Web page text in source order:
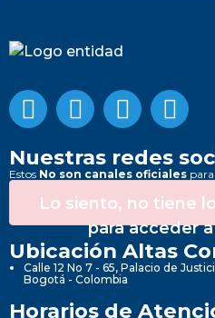
Nuestras redes
Estos No son canales oficiales
Lo siento, no tiene
para acceder
Ubicación Altas
Calle 12 No 7 - 65, Palacio de
Bogotá - Colombia
Horarios de